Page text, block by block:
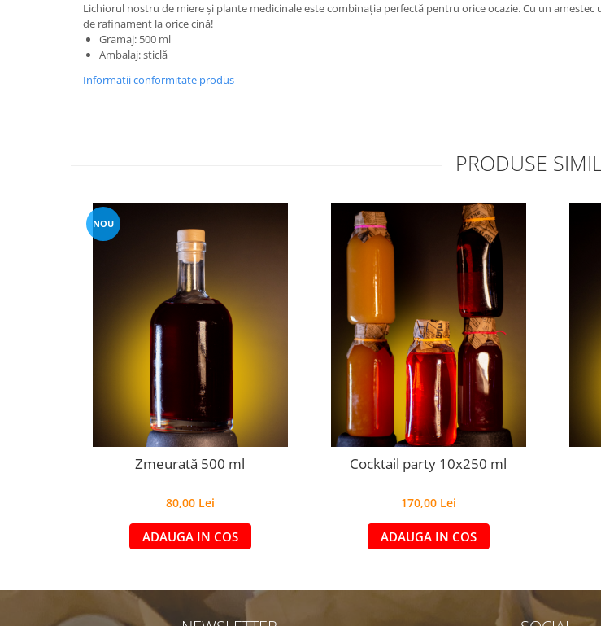
Lichiorul nostru de miere și plante medicinale este combinația perfectă pentru orice ocazie. Cu un
de rafinament la orice cină!
Gramaj: 500 ml
Ambalaj: sticlă
Informatii conformitate produs
PRODUSE
NOU
Zmeurată 500 ml
80,00 Lei
ADAUGA IN COS
Cocktail party 10x250 ml
170,00 Lei
ADAUGA IN COS